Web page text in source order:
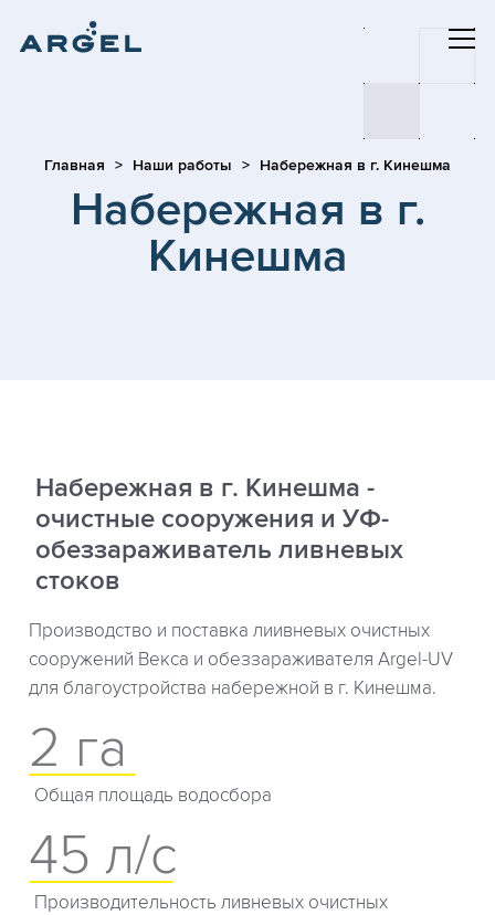
Главная Наши работы Набережная в г. Кинешма
Набережная в г.
Кинешма
Набережная в г. Кинешма -
очистные сооружения и УФ-
обеззараживатель ливневых
стоков
Производство и поставка лиивневых очистных
сооружений Векса и обеззараживателя Argel-UV
для благоустройства набережной в г. Кинешма.
2 га
Общая площадь водосбора
45 л/с
Производительность ливневых очистных